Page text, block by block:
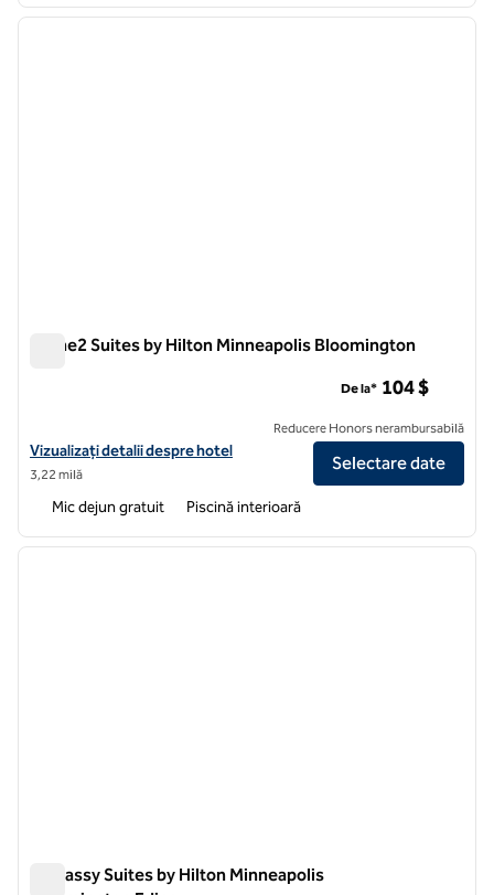
1 din 12
Home2 Suites by Hilton Minneapolis Bloomington
Vizualizați detaliile hotelului pentru Home2 Suites by Hilton
Vizualizați detalii despre hotel
3,22 milă
De la* 104 $
Reducere Honors nerambursabilă
Selectare date
Mic dejun gratuit Piscină interioară
1 din 12
Embassy Suites by Hilton Minneapolis